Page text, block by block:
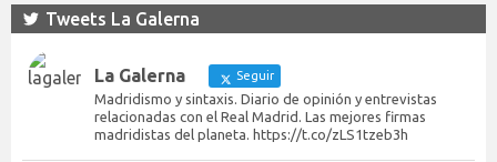
Tweets La Galerna
La Galerna Seguir
Madridismo y sintaxis. Diario de opinión y entrevistas
relacionadas con el Real Madrid. Las mejores firmas
madridistas del planeta. https://t.co/zLS1tzeb3h